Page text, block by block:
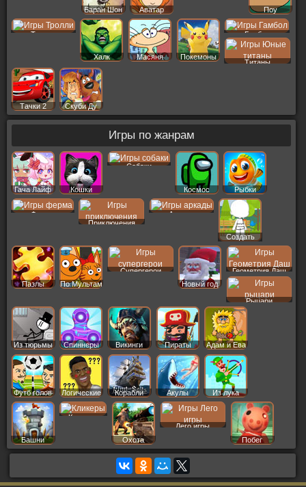
Баран Шон
Аватар
Поу
Тролли
Халк Масяня Покемоны
Гамбол
Титаны
Тачки 2 Скуби Ду
Игры по жанрам
Гача Лайф Кошки
Собаки
Космос Рыбки
Ферма
Приключения
Аркады
Создать
Пер
Пазлы По Мультам
Супергерои
Новый год
Геометрия Даш
Рыцари
Из тюрьмы Спиннеры Викинги Пираты Адам и Ева
Футб голов Логические Корабли Акулы Из лука
Башни
Кликеры
Охота
Лего игры
Побег